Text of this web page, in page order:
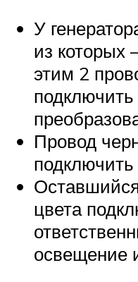
У
из которых
этим 2
подключить
Провод
подключить
цвета
освещение